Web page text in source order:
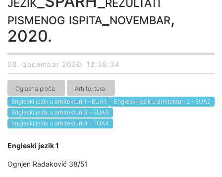
pismenog ispita_novembar,
2020.
08. decembar 2020. 12:38:34
Oglasna ploča
Arhitektura
Engleski jezik u arhitekturi 1 - EUA1
Engleski jezik u arhitekturi 2 - EUA2
Engleski jezik u arhitekturi 3 - EUA3
Engleski jezik u arhitekturi 4 - EUA4
Engleski jezik 1
Ognjen Radaković 38/51